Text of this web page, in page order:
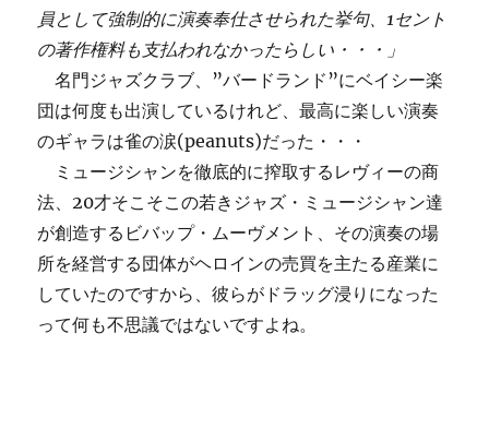
員として強制的に演奏奉仕させられた挙句、1セント
の著作権料も支払われなかったらしい・・・」
名門ジャズクラブ、”バードランド”にベイシー楽
団は何度も出演しているけれど、最高に楽しい演奏
のギャラは雀の涙(peanuts)だった・・・
ミュージシャンを徹底的に搾取するレヴィーの商
法、20才そこそこの若きジャズ・ミュージシャン達
が創造するビバップ・ムーヴメント、その演奏の場
所を経営する団体がヘロインの売買を主たる産業に
していたのですから、彼らがドラッグ浸りになった
って何も不思議ではないですよね。